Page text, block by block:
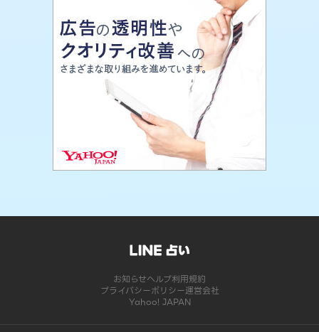
お知らせヘルプ利用規約
プライバシーポリシー運営会社
Yahoo! JAPAN